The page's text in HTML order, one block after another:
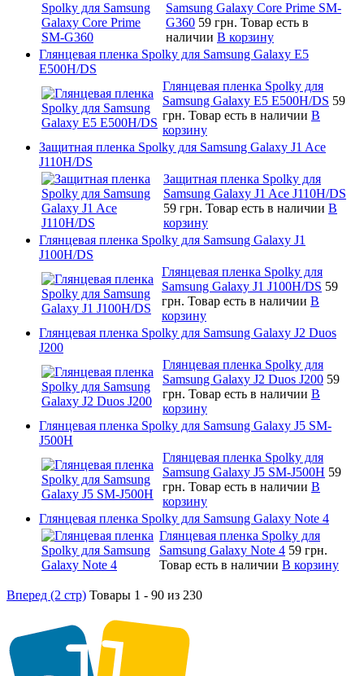
Samsung Galaxy Core Prime SM-
G360 59 грн. Товар есть в
наличии В корзину
Глянцевая пленка Spolky для Samsung Galaxy E5
E500H/DS
Глянцевая пленка Spolky для
Samsung Galaxy E5 E500H/DS 59
грн. Товар есть в наличии В
корзину
Защитная пленка Spolky для Samsung Galaxy J1 Ace
J110H/DS
Защитная пленка Spolky для
Samsung Galaxy J1 Ace J110H/DS
59 грн. Товар есть в наличии В
корзину
Глянцевая пленка Spolky для Samsung Galaxy J1
J100H/DS
Глянцевая пленка Spolky для
Samsung Galaxy J1 J100H/DS 59
грн. Товар есть в наличии В
корзину
Глянцевая пленка Spolky для Samsung Galaxy J2 Duos
J200
Глянцевая пленка Spolky для
Samsung Galaxy J2 Duos J200 59
грн. Товар есть в наличии В
корзину
Глянцевая пленка Spolky для Samsung Galaxy J5 SM-
J500H
Глянцевая пленка Spolky для
Samsung Galaxy J5 SM-J500H 59
грн. Товар есть в наличии В
корзину
Глянцевая пленка Spolky для Samsung Galaxy Note 4
Глянцевая пленка Spolky для
Samsung Galaxy Note 4 59 грн.
Товар есть в наличии В корзину
Вперед (2 стр) Товары 1 - 90 из 230